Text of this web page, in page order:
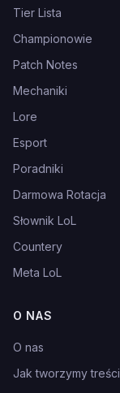
Tier Lista
Championowie
Patch Notes
Mechaniki
Lore
Esport
Poradniki
Darmowa Rotacja
Słownik LoL
Countery
Meta LoL
O NAS
O nas
Jak tworzymy treści